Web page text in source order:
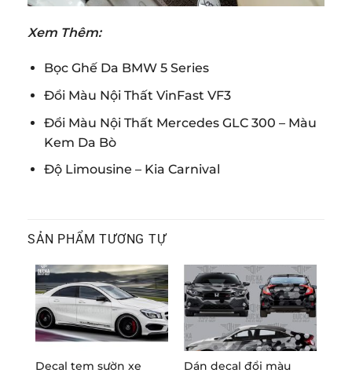
Xem Thêm:
Bọc Ghế Da BMW 5 Series
Đổi Màu Nội Thất VinFast VF3
Đổi Màu Nội Thất Mercedes GLC 300 – Màu
Kem Da Bò
Độ Limousine – Kia Carnival
SẢN PHẨM TƯƠNG TỰ
Decal tem sườn xe Dán decal đổi màu